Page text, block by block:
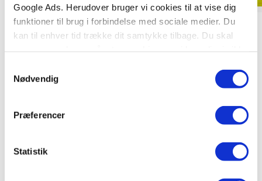
Google Ads. Herudover bruger vi cookies til at vise dig
funktioner til brug i forbindelse med sociale medier. Du
kan til enhver tid trække dit samtykke tilbage. Du skal
tilbagetrækker et samtykke.
Nødvendig
Præferencer
Statistik
Hardcover
Per Sanderhage
49,95 KR.
Hardcover
Mission: Bæver
49,95 KR.